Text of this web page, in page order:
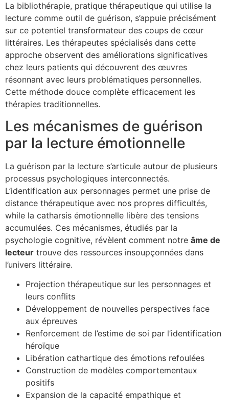
La bibliothérapie, pratique thérapeutique qui utilise la
lecture comme outil de guérison, s’appuie précisément
sur ce potentiel transformateur des coups de cœur
littéraires. Les thérapeutes spécialisés dans cette
approche observent des améliorations significatives
chez leurs patients qui découvrent des œuvres
résonnant avec leurs problématiques personnelles.
Cette méthode douce complète efficacement les
thérapies traditionnelles.
Les mécanismes de guérison
par la lecture émotionnelle
La guérison par la lecture s’articule autour de plusieurs
processus psychologiques interconnectés.
L’identification aux personnages permet une prise de
distance thérapeutique avec nos propres difficultés,
while la catharsis émotionnelle libère des tensions
accumulées. Ces mécanismes, étudiés par la
psychologie cognitive, révèlent comment notre âme de
lecteur trouve des ressources insoupçonnées dans
l’univers littéraire.
Projection thérapeutique sur les personnages et
leurs conflits
Développement de nouvelles perspectives face
aux épreuves
Renforcement de l’estime de soi par l’identification
héroïque
Libération cathartique des émotions refoulées
Construction de modèles comportementaux
positifs
Expansion de la capacité empathique et